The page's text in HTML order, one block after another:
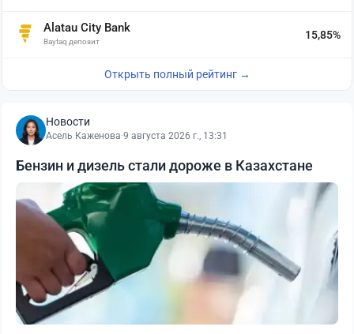
Alatau City Bank
Baytaq депозит
15,85%
Открыть полный рейтинг →
Новости
Асель Каженова·9 августа 2026 г., 13:31
Бензин и дизель стали дороже в Казахстане